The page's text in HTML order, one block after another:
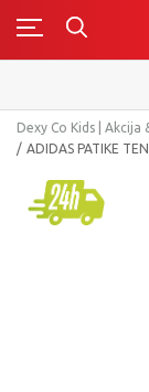
Dexy Co Kids | Akcija
ADIDAS PATIKE